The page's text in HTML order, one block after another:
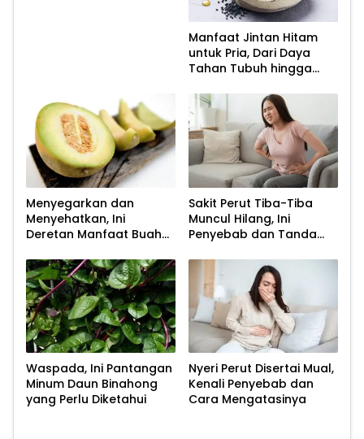
Manfaat Jintan Hitam
untuk Pria, Dari Daya
Tahan Tubuh hingga
Menyegarkan dan
Menyehatkan, Ini
Deretan Manfaat Buah
Sakit Perut Tiba-Tiba
Muncul Hilang, Ini
Penyebab dan Tanda
Waspada, Ini Pantangan
Minum Daun Binahong
yang Perlu Diketahui
Nyeri Perut Disertai Mual,
Kenali Penyebab dan
Cara Mengatasinya